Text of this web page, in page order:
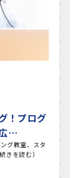
！プログ
…
グ教室、スタ
きを読む）